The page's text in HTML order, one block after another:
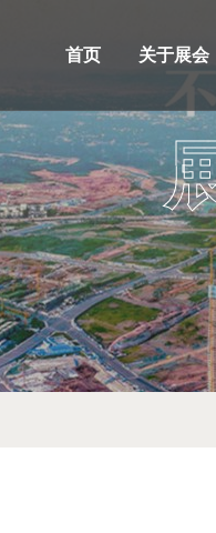
首页 关于展会